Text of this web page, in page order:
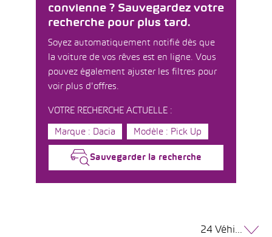
convienne ? Sauvegardez votre
recherche pour plus tard.
Soyez automatiquement notifié dès que
la voiture de vos rêves est en ligne. Vous
pouvez également ajuster les filtres pour
voir plus d'offres.
VOTRE RECHERCHE ACTUELLE :
Marque : Dacia Modèle : Pick Up
Sauvegarder la recherche
24 Véhicules par page